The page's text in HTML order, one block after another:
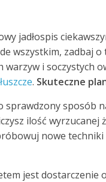
jadłospis
wszystkim, zadbaj
i soczystych
. Skuteczne
sposób
ilość wyrzucanej
nowe
jest dostarczenie